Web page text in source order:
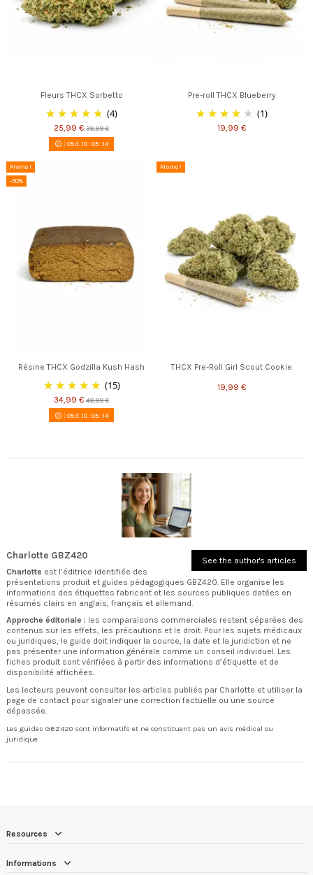
Fleurs THCX Sorbetto
(4)
25,99 € 39,99 €
05d. 10:05:13
Pre-roll THCX Blueberry
(1)
19,99 €
Promo !
-30%
Résine THCX Godzilla Kush Hash
(15)
34,99 € 49,99 €
05d. 10:05:13
Promo !
THCX Pre-Roll Girl Scout Cookie
19,99 €
See the author's articles
Charlotte GBZ420
Charlotte est l’éditrice identifiée des
présentations produit et guides pédagogiques GBZ420. Elle organise les
informations des étiquettes fabricant et les sources publiques datées en
résumés clairs en anglais, français et allemand.
Approche éditoriale : les comparaisons commerciales restent séparées des
contenus sur les effets, les précautions et le droit. Pour les sujets médicaux
ou juridiques, le guide doit indiquer la source, la date et la juridiction et ne
pas présenter une information générale comme un conseil individuel. Les
fiches produit sont vérifiées à partir des informations d’étiquette et de
disponibilité affichées.
Les lecteurs peuvent consulter les articles publiés par Charlotte et utiliser la
page de contact pour signaler une correction factuelle ou une source
dépassée.
Les guides GBZ420 sont informatifs et ne constituent pas un avis médical ou
juridique.
Resources
Informations